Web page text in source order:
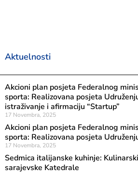
Aktuelnosti
Akcioni plan posjeta Federalnog
sporta: Realizovana posjeta
istraživanje i afirmaciju “Startup”
17 Novembra, 2025
Akcioni plan posjeta Federalnog
sporta: Realizovana posjeta
17 Novembra, 2025
Sedmica italijanske kuhinje:
sarajevske Katedrale